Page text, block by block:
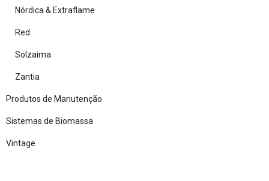
Nórdica & Extraflame
Red
Solzaima
Zantia
Produtos de Manutenção
Sistemas de Biomassa
Vintage